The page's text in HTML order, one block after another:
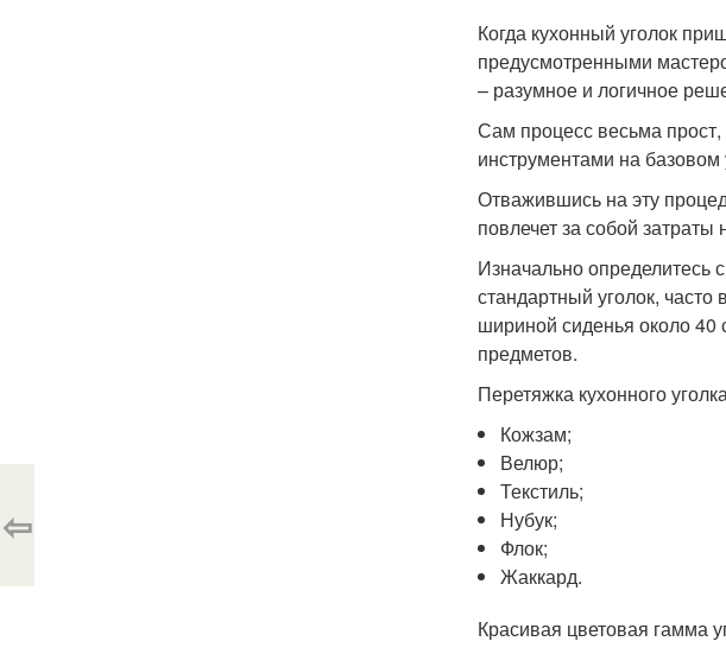
Когда кухонный уголок
предусмотренными
– разумное и логичное
Сам процесс весьма
инструментами на базовом
Отважившись на эту
повлечет за собой
Изначально определитесь
стандартный уголок,
шириной сиденья около
предметов.
Перетяжка кухонного
Кожзам;
Велюр;
Текстиль;
Нубук;
Флок;
Жаккард.
Красивая цветовая гамма
⇦